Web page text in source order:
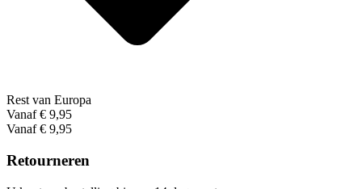
Rest van Europa
Vanaf € 9,95
Vanaf € 9,95
Retourneren